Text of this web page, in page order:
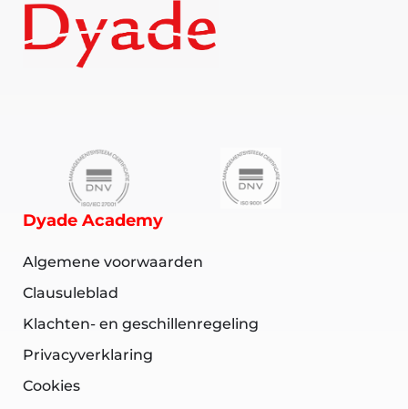
Dyade Academy
Algemene voorwaarden
Clausuleblad
Klachten- en geschillenregeling
Privacyverklaring
Cookies